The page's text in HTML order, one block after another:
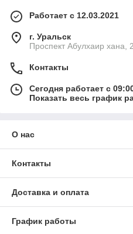
Работает с 12.03.2021
г. Уральск
Проспект Абулхаир хана,
Контакты
Сегодня работает с
Показать весь график
О нас
Контакты
Доставка и оплата
График работы